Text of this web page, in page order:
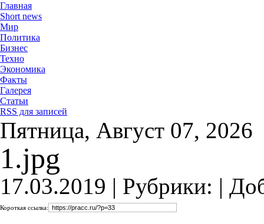
Главная
Short news
Мир
Политика
Бизнес
Техно
Экономика
Факты
Галерея
Статьи
RSS для записей
Пятница, Август 07, 2026
1.jpg
17.03.2019 | Рубрики: |
Короткая ссылка: